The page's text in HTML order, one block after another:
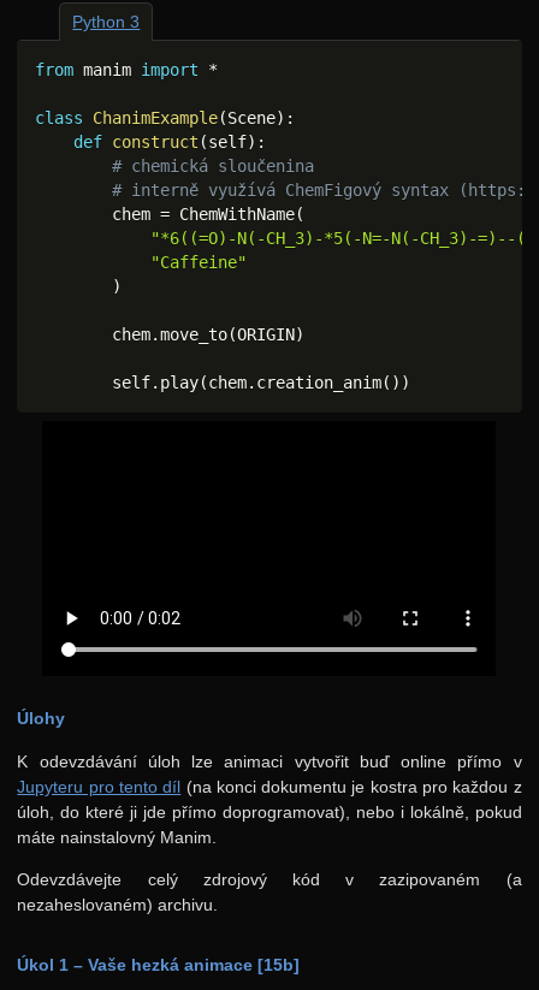
from manim import *
class ChanimExample(Scene) :
def construct (self) :
# chemická sloučenina
# interně využívá ChemFigový syntax
        chem
= ChemWithName(
"*6((=O)-N(-CH_3)-*5(-N=-N(-CH_3)-=)--
"Caffeine"
)
        chem
.move_to(ORIGIN)
        self
. play(chem. creation_anim( ) )
Python 3
Úlohy
K odevzdávání úloh lze animaci vytvořit buď online přímo v
Jupyteru pro tento díl (na konci dokumentu je kostra pro každou z
úloh, do které ji jde přímo doprogramovat), nebo i lokálně, pokud
máte nainstalovný Manim.
Odevzdávejte celý zdrojový kód v zazipovaném (a
nezaheslovaném) archivu.
Úkol 1 – Vaše hezká animace [15b]